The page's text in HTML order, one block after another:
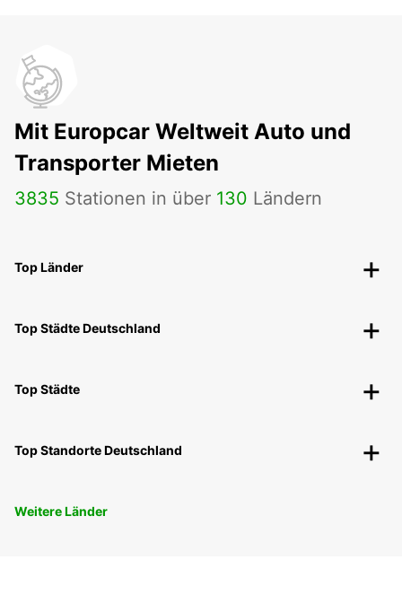
Mit Europcar Weltweit Auto und
Transporter Mieten
3835 Stationen in über 130 Ländern
Top Länder
Top Städte Deutschland
Top Städte
Top Standorte Deutschland
Weitere Länder